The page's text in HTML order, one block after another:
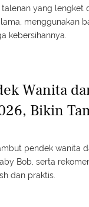
yang lengket
menggunakan
kebersihannya.
Wanita
Bikin
pendek wanita
Bob, serta
dan praktis.